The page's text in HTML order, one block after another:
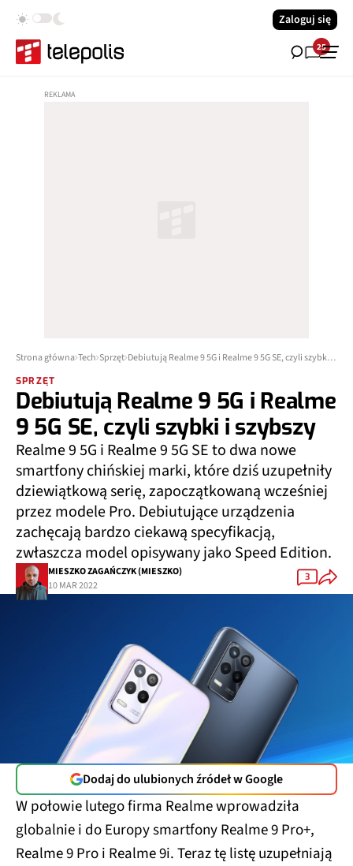
Zaloguj się
25
Strona główna Tech Sprzęt Debiutują Realme 9 5G i Realme 9 5G SE, czyli szybki i szybszy
SPRZĘT
Debiutują Realme 9 5G i Realme
9 5G SE, czyli szybki i szybszy
Realme 9 5G i Realme 9 5G SE to dwa nowe
smartfony chińskiej marki, które dziś uzupełniły
dziewiątkową serię, zapoczątkowaną wcześniej
przez modele Pro. Debiutujące urządzenia
zachęcają bardzo ciekawą specyfikacją,
zwłaszcza model opisywany jako Speed Edition.
MIESZKO ZAGAŃCZYK (MIESZKO)
10 MAR 2022
3
Dodaj do ulubionych źródeł w Google
W połowie lutego firma Realme wprowadziła
globalnie i do Europy smartfony Realme 9 Pro+,
Realme 9 Pro i Realme 9i. Teraz tę listę uzupełniają